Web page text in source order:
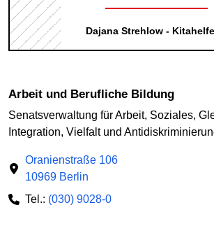
Dajana Strehlow -
Arbeit und Berufliche Bildung
Senatsverwaltung für Arbeit, Soziales,
Integration, Vielfalt und
Oranienstraße 106
10969 Berlin
Tel.: (030) 9028-0